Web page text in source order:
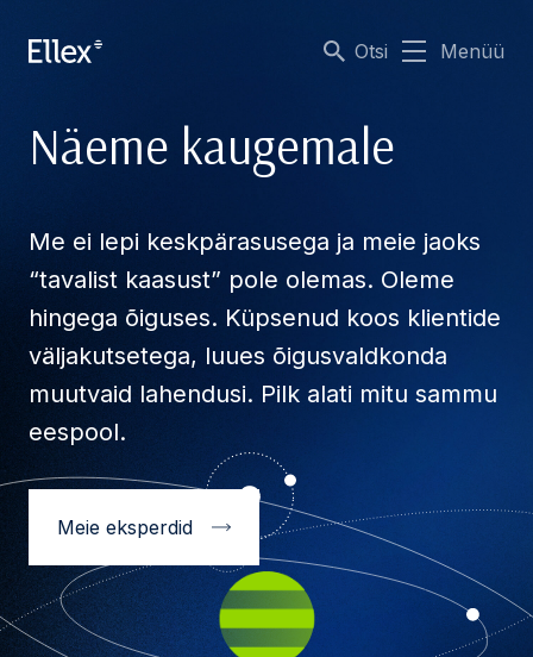
Otsi Menüü
Näeme kaugemale
Me ei lepi keskpärasusega ja meie jaoks
“tavalist kaasust” pole olemas. Oleme
hingega õiguses. Küpsenud koos klientide
väljakutsetega, luues õigusvaldkonda
muutvaid lahendusi. Pilk alati mitu sammu
eespool.
Meie eksperdid